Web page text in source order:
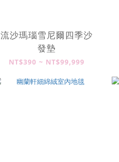
流沙瑪瑙雪尼爾四季沙
發墊
NT$390 ~ NT$99,999